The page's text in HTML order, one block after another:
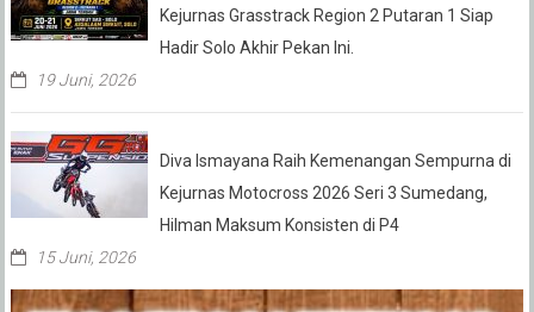
Kejurnas Grasstrack Region 2 Putaran 1 Siap
Hadir Solo Akhir Pekan Ini.
19 Juni, 2026
Diva Ismayana Raih Kemenangan Sempurna di
Kejurnas Motocross 2026 Seri 3 Sumedang,
Hilman Maksum Konsisten di P4
15 Juni, 2026